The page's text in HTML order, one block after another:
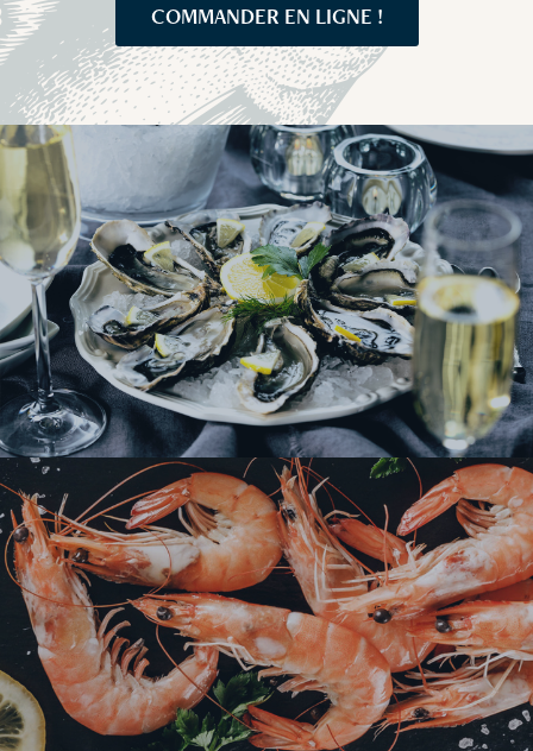
COMMANDER EN LIGNE !